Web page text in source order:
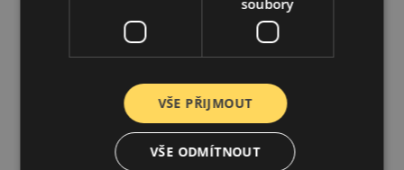
VŠE PŘIJMOUT
VŠE ODMÍTNOUT